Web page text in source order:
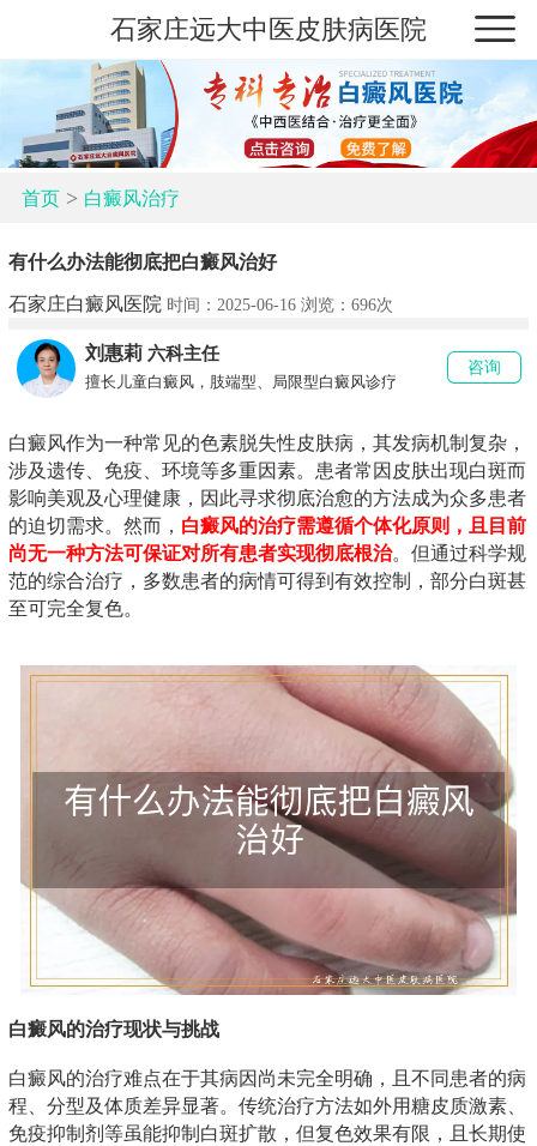
石家庄远大中医皮肤病医院
首页> 白癜风治疗
有什么办法能彻底把白癜风治好
石家庄白癜风医院 时间：2025-06-16 浏览： 696次
刘惠莉 六科主任
擅长儿童白癜风，肢端型、局限型白癜风诊疗
咨询
白癜风作为一种常见的色素脱失性皮肤病，其发病机制复杂，
涉及遗传、免疫、环境等多重因素。患者常因皮肤出现白斑而
影响美观及心理健康，因此寻求彻底治愈的方法成为众多患者
的迫切需求。然而， 白癜风的治疗需遵循个体化原则，且目前
尚无一种方法可保证对所有患者实现彻底根治。但通过科学规
范的综合治疗，多数患者的病情可得到有效控制，部分白斑甚
至可完全复色。
白癜风的治疗现状与挑战
白癜风的治疗难点在于其病因尚未完全明确，且不同患者的病
程、分型及体质差异显著。传统治疗方法如外用糖皮质激素、
免疫抑制剂等虽能抑制白斑扩散，但复色效果有限，且长期使